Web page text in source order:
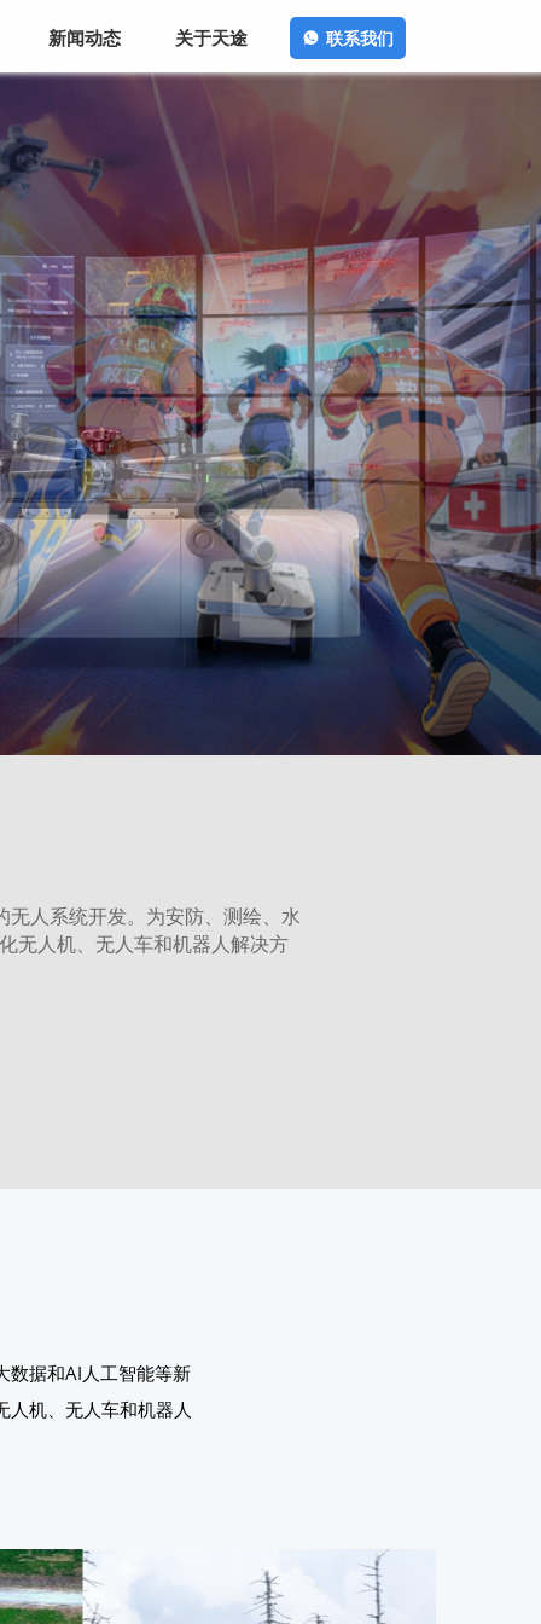
新闻动态 关于天途 联系我们
无人系统开发。为安防、测绘、水
无人机、无人车和机器人解决方
数据和AI人工智能等新
人机、无人车和机器人